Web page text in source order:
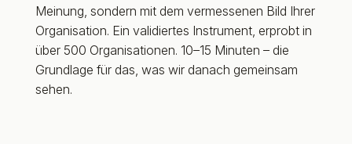
Meinung, sondern mit dem vermessenen Bild Ihrer
Organisation. Ein validiertes Instrument, erprobt in
über 500 Organisationen. 10–15 Minuten – die
Grundlage für das, was wir danach gemeinsam
sehen.